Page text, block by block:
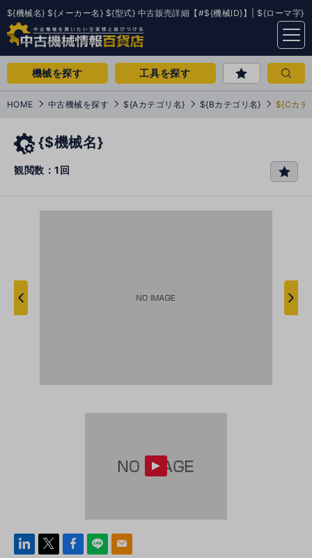
${機械名} ${メーカー名} ${型式} 中古販売詳細【#${機械ID}】| ${ローマ字}
menu
機械を探す 工具を探す
HOME 中古機械を探す ${Aカテゴリ名} ${Bカテゴリ名} ${Cカテ
{$機械名}
観閲数：1回
favo
linke
Face
line mail